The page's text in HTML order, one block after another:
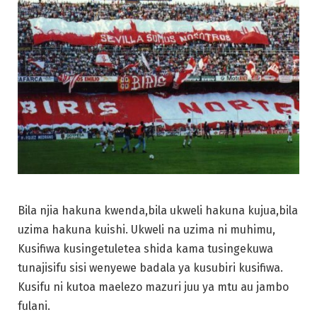
Bila njia hakuna kwenda,bila ukweli hakuna kujua,bila
uzima hakuna kuishi. Ukweli na uzima ni muhimu,
Kusifiwa kusingetuletea shida kama tusingekuwa
tunajisifu sisi wenyewe badala ya kusubiri kusifiwa.
Kusifu ni kutoa maelezo mazuri juu ya mtu au jambo
fulani.